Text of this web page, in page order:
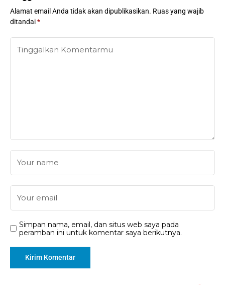
Alamat email Anda tidak akan dipublikasikan. Ruas yang wajib
ditandai*
Simpan nama, email, dan situs web saya pada
peramban ini untuk komentar saya berikutnya.